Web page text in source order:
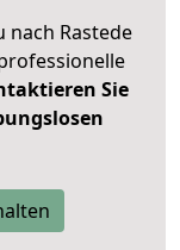
nach Rastede
Sie